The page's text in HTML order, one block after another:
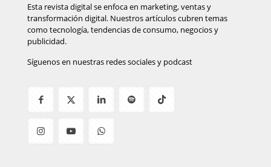
Esta revista digital se enfoca en marketing, ventas y
transformación digital. Nuestros artículos cubren temas
como tecnología, tendencias de consumo, negocios y
publicidad.
Síguenos en nuestras redes sociales y podcast